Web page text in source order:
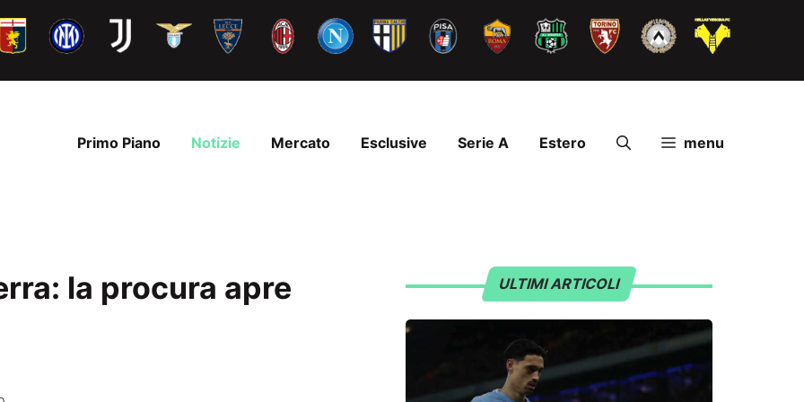
Primo Piano Notizie Mercato Esclusive Serie A Estero menu
la procura apre
ULTIMI ARTICOLI